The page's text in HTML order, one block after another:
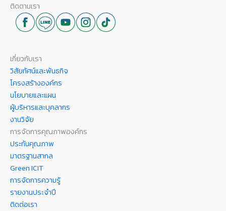
ติดตามเรา
เกี่ยวกับเรา
วิสัยทัศน์และพันธกิจ
โครงสร้างองค์กร
นโยบายและแผน
ผู้บริหารและบุคลากร
งานวิจัย
การจัดการคุณภาพองค์กร
ประกันคุณภาพ
มาตรฐานสากล
Green ICIT
การจัดการความรู้
รายงานประจำปี
ติดต่อเรา